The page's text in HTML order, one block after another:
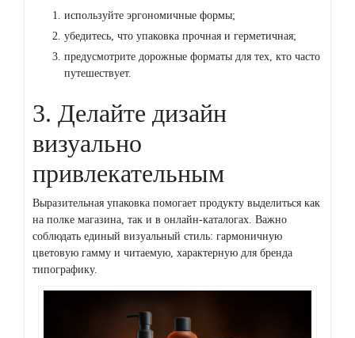
используйте эргономичные формы;
убедитесь, что упаковка прочная и герметичная;
предусмотрите дорожные форматы для тех, кто часто
путешествует.
3. Делайте дизайн
визуально
привлекательным
Выразительная упаковка помогает продукту выделиться как
на полке магазина, так и в онлайн-каталогах. Важно
соблюдать единый визуальный стиль: гармоничную
цветовую гамму и читаемую, характерную для бренда
типографику.